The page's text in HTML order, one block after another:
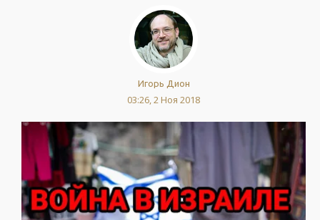
Игорь Дион
03:26, 2 Ноя 2018